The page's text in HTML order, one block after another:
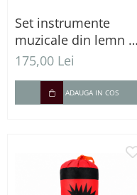
Set instrumente
muzicale din lemn –
Tobă, xilofon,
accesorii
175,00 Lei
ADAUGA IN COS